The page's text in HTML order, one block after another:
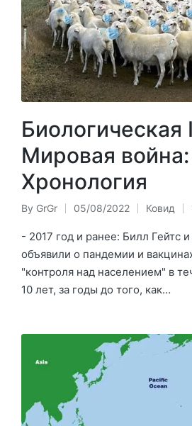
Биологическая
Мировая война:
Хронология
Posted
by
By GrGr 05/08/2022
Posted
in
Ковид
- 2017 год и ранее: Билл Гейтс
объявили о пандемии и
"контроля над населением" в
10 лет, за годы до того, как…